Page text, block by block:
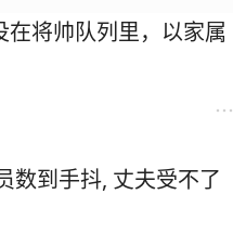
将帅队列里，以家属
数到手抖, 丈夫受不了